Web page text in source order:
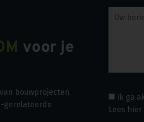
voor je
bouwprojecten
gerelateerde
Ik ga
Lees hier